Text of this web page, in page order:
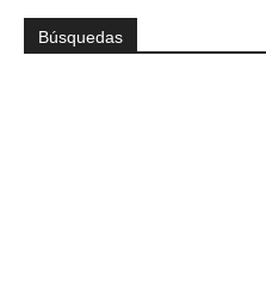
Búsquedas